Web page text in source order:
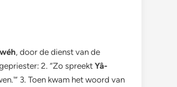
, door de dienst van de
2. “Zo spreekt Yâ-
3. Toen kwam het woord van